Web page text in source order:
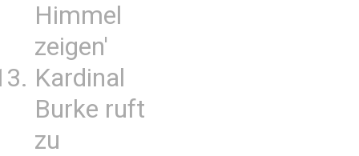
Himmel
zeigen'
Kardinal
Burke ruft
zu